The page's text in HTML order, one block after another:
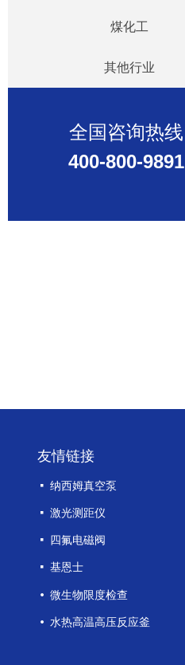
全国咨询热线
400-800-9891
煤化工
其他行业
友情链接
넷 纳西姆真空泵
넷 激光测距仪
넷 四氟电磁阀
넷 基恩士
넸 微生物限度检查
넸 水热高温高压反应釜